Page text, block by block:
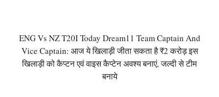
ENG Vs NZ T20I Today Dream11 Team Captain And
Vice Captain: आज ये खिलाड़ी जीता सकता है ₹2 करोड़ इस
खिलाड़ी को कैप्टन एवं वाइस कैप्टेन अवश्य बनाएं, जल्दी से टीम
बनाये